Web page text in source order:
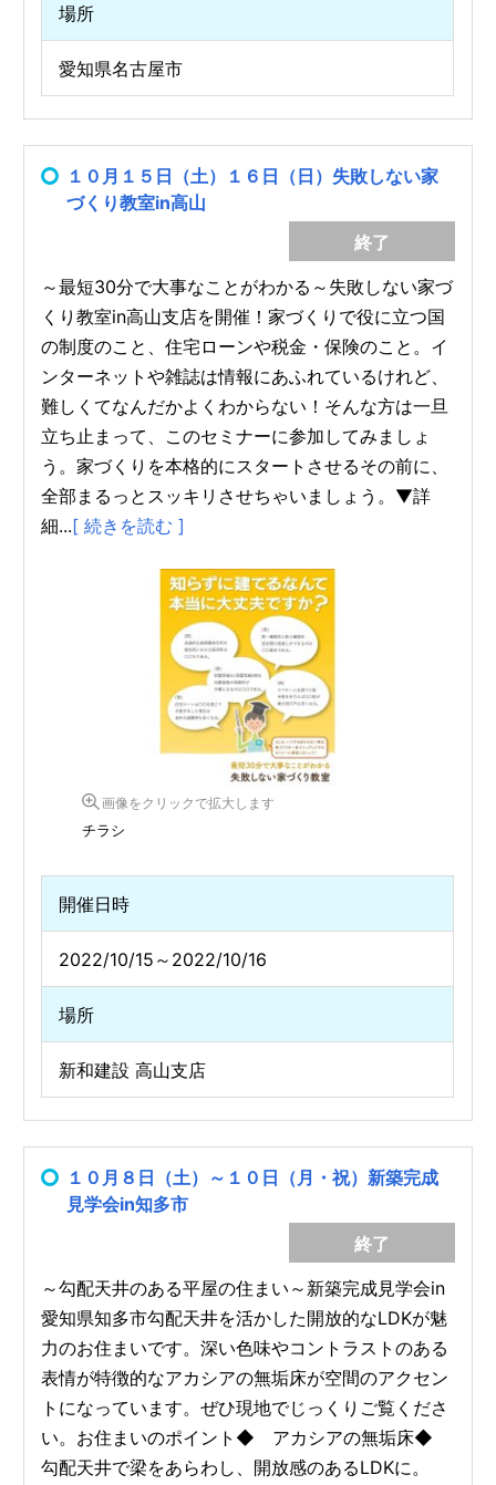
場所
愛知県名古屋市
１０月１５日（土）１６日（日）失敗しない家
づくり教室in高山
終了
～最短30分で大事なことがわかる～失敗しない家づ
くり教室in高山支店を開催！家づくりで役に立つ国
の制度のこと、住宅ローンや税金・保険のこと。イ
ンターネットや雑誌は情報にあふれているけれど、
難しくてなんだかよくわからない！そんな方は一旦
立ち止まって、このセミナーに参加してみましょ
う。家づくりを本格的にスタートさせるその前に、
全部まるっとスッキリさせちゃいましょう。▼詳
細...[ 続きを読む ]
画像をクリックで拡大します
チラシ
開催日時
2022/10/15～2022/10/16
場所
新和建設 高山支店
１０月８日（土）～１０日（月・祝）新築完成
見学会in知多市
終了
～勾配天井のある平屋の住まい～新築完成見学会in
愛知県知多市勾配天井を活かした開放的なLDKが魅
力のお住まいです。深い色味やコントラストのある
表情が特徴的なアカシアの無垢床が空間のアクセン
トになっています。ぜひ現地でじっくりご覧くださ
い。お住まいのポイント◆ アカシアの無垢床◆
勾配天井で梁をあらわし、開放感のあるLDKに。